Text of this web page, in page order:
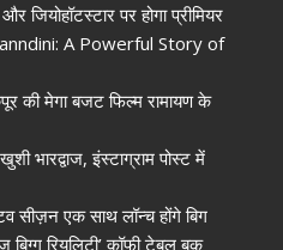
जियोहॉटस्टार पर होगा प्रीमियर
A Powerful Story of
की मेगा बजट फिल्म रामायण के
भारद्वाज, इंस्टाग्राम पोस्ट में
सीज़न एक साथ लॉन्च होंगे बिग
रियलिटी’ कॉफी टेबल बुक